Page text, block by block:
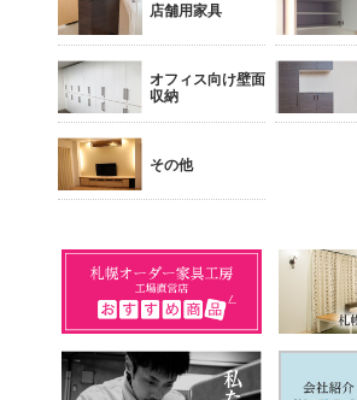
店舗用家具
オフィス向け壁面
収納
その他